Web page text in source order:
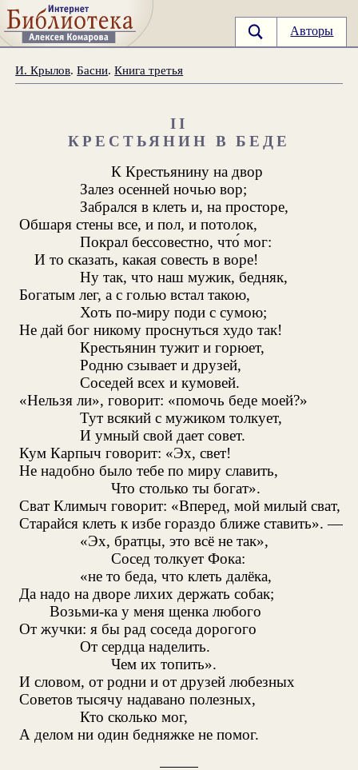
Авторы
И. Крылов.Басни.Книга третья
II
КРЕСТЬЯНИН В БЕДЕ
К Крестьянину на двор
Залез осенней ночью вор;
Забрался в клеть и, на просторе,
Обшаря стены все, и пол, и потолок,
Покрал бессовестно, что́ мог:
И то сказать, какая совесть в воре!
Ну так, что наш мужик, бедняк,
Богатым лег, а с голью встал такою,
Хоть по-миру поди с сумою;
Не дай бог никому проснуться худо так!
Крестьянин тужит и горюет,
Родню сзывает и друзей,
Соседей всех и кумовей.
«Нельзя ли», говорит: «помочь беде моей?»
Тут всякий с мужиком толкует,
И умный свой дает совет.
Кум Карпыч говорит: «Эх, свет!
Не надобно было тебе по миру славить,
Что столько ты богат».
Сват Климыч говорит: «Вперед, мой милый сват,
Старайся клеть к избе гораздо ближе ставить». —
«Эх, братцы, это всё не так»,
Сосед толкует Фока:
«не то беда, что клеть далёка,
Да надо на дворе лихих держать собак;
Возьми-ка у меня щенка любого
От жучки: я бы рад соседа дорогого
От сердца наделить.
Чем их топить».
И словом, от родни и от друзей любезных
Советов тысячу надавано полезных,
Кто сколько мог,
А делом ни один бедняжке не помог.